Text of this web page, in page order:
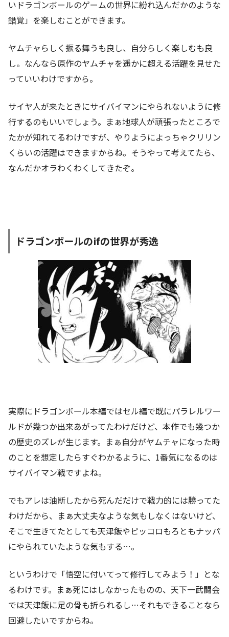
いドラゴンボールのゲームの世界に紛れ込んだかのような
錯覚」を楽しむことができます。
ヤムチャらしく振る舞うも良し、自分らしく楽しむも良
し。なんなら原作のヤムチャを遥かに超える活躍を見せた
っていいわけですから。
サイヤ人が来たときにサイバイマンにやられないように修
行するのもいいでしょう。まぁ地球人が頑張ったところで
たかが知れてるわけですが、やりようによっちゃクリリン
くらいの活躍はできますからね。そうやって考えてたら、
なんだかオラわくわくしてきたぞ。
ドラゴンボールのifの世界が秀逸
実際にドラゴンボール本編ではセル編で既にパラレルワー
ルドが幾つか出来あがってたわけだけど、本作でも幾つか
の歴史のズレが生じます。まぁ自分がヤムチャになった時
のことを想定したらすぐわかるように、1番気になるのは
サイバイマン戦ですよね。
でもアレは油断したから死んだだけで戦力的には勝ってた
わけだから、まぁ大丈夫なような気もしなくはないけど、
そこで生きてたとしても天津飯やピッコロもろともナッパ
にやられていたような気もする…。
というわけで「悟空に付いてって修行してみよう！」とな
るわけです。まぁ死にはしなかったものの、天下一武闘会
では天津飯に足の骨も折られるし…それもできることなら
回避したいですからね。